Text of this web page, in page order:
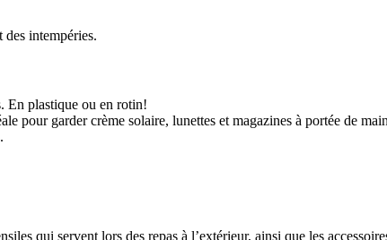
des intempéries.
En plastique ou en rotin!
pour garder crème solaire, lunettes et magazines à portée de
qui servent lors des repas à l’extérieur, ainsi que les